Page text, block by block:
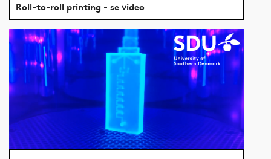
Roll-to-roll printing - se video